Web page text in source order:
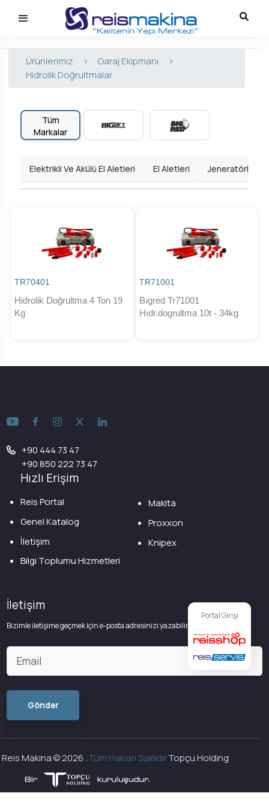
Ürünlerimiz > Garaj Ekipmanı
>
Hidrolik Doğrultmalar
Tüm
Markalar
Elektrikli Ve Akülü El Aletleri El Aletleri Jeneratörler
TR70401
Hidrolik Doğrultma 4 Ton 19
Kg
TR71001
Bıgred Tr71001
Hıdr.dogrultma 10t - 34kg
Portal Girişi
+90 444 73 47
+90 850 222 73 47
Hızlı Erişim
Reis Portal
Genel Katalog
İletişim
Bilgi Toplumu Hizmetleri
Makita
Proxxon
Knipex
İletişim
Bizimle iletişime geçmek için e-posta adresinizi yazabilirsiniz
Reis Makina ©2026 .Tüm Hakları SaklıdırTopçu Holding